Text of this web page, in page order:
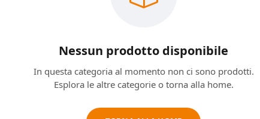
Nessun prodotto disponibile
In questa categoria al momento non ci sono prodotti.
Esplora le altre categorie o torna alla home.